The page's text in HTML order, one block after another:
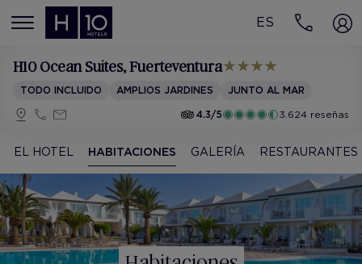
MENÚ
ES
H10 Ocean Suites, Fuerteventura
TODO INCLUIDO AMPLIOS JARDINES
JUNTO AL MAR
4.3/5
3.624 reseñas
EL HOTEL HABITACIONES GALERÍA RESTAURANTES